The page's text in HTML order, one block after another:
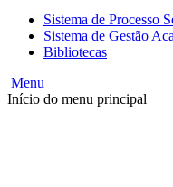
Sistema de Processo
Sistema de Gestão
Bibliotecas
Menu
Início do menu principal